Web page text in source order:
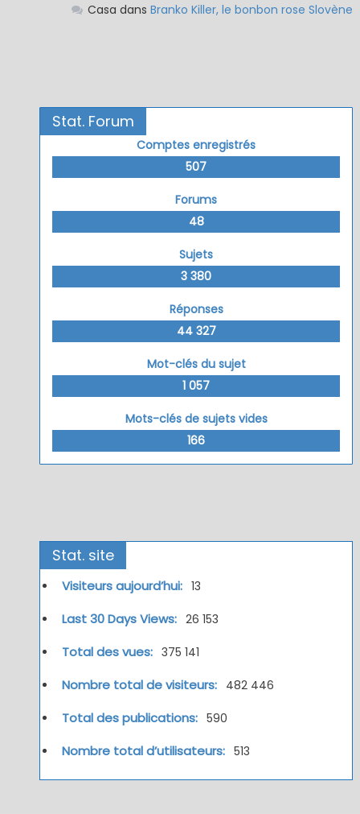
Casa dans Branko Killer, le bonbon rose Slovène
Stat. Forum
Comptes enregistrés
507
Forums
48
Sujets
3 380
Réponses
44 327
Mot-clés du sujet
1 057
Mots-clés de sujets vides
166
Stat. site
Visiteurs aujourd’hui: 13
Last 30 Days Views: 26 153
Total des vues: 375 141
Nombre total de visiteurs: 482 446
Total des publications: 590
Nombre total d’utilisateurs: 513